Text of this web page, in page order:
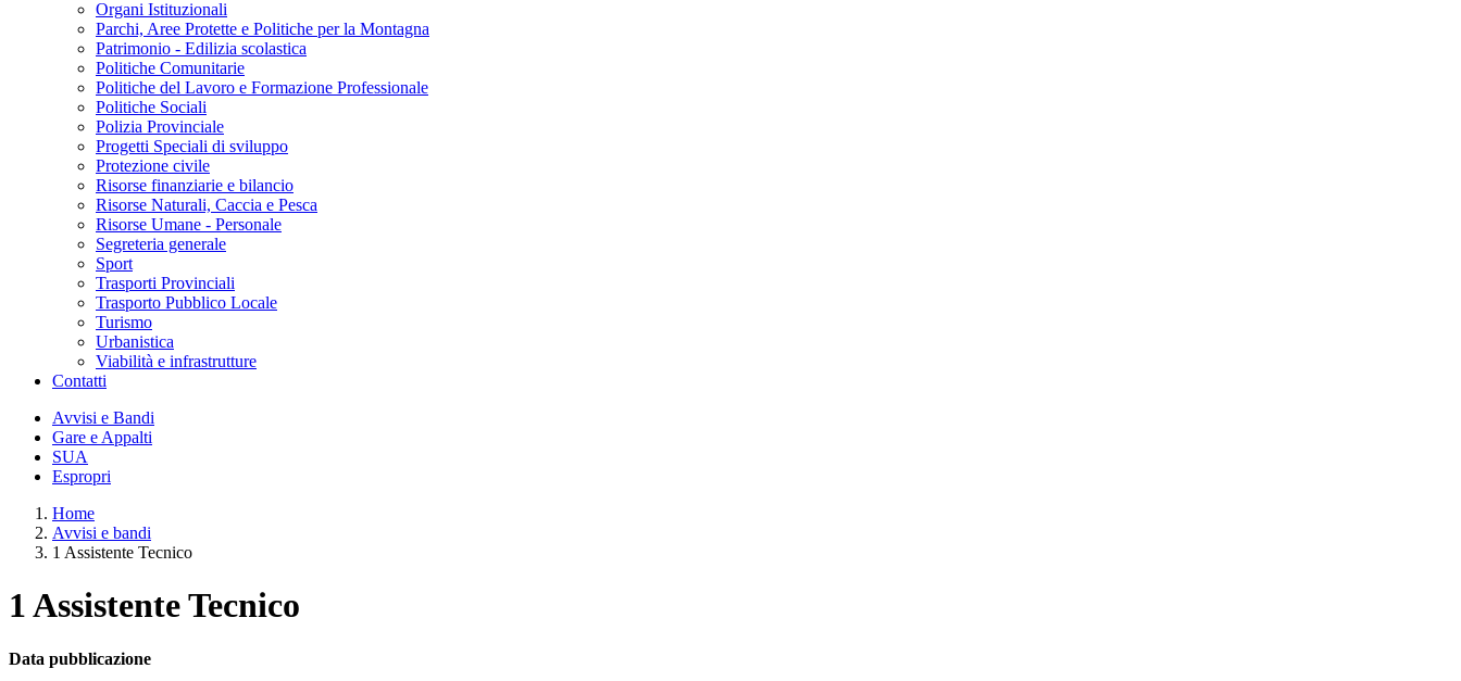
Organi Istituzionali
Parchi, Aree Protette e Politiche per la Montagna
Patrimonio - Edilizia scolastica
Politiche Comunitarie
Politiche del Lavoro e Formazione Professionale
Politiche Sociali
Polizia Provinciale
Progetti Speciali di sviluppo
Protezione civile
Risorse finanziarie e bilancio
Risorse Naturali, Caccia e Pesca
Risorse Umane - Personale
Segreteria generale
Sport
Trasporti Provinciali
Trasporto Pubblico Locale
Turismo
Urbanistica
Viabilità e infrastrutture
Contatti
Avvisi e Bandi
Gare e Appalti
SUA
Espropri
Home
Avvisi e bandi
1 Assistente Tecnico
1 Assistente Tecnico
Data pubblicazione